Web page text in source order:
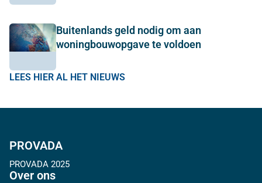
Buitenlands geld nodig om aan
woningbouwopgave te voldoen
LEES HIER AL HET NIEUWS
PROVADA
PROVADA 2025
Over ons